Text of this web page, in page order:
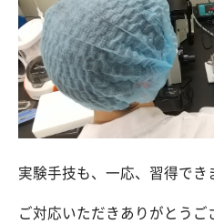
実験手技も、一応、習得でき
ご対応いただきありがとうご